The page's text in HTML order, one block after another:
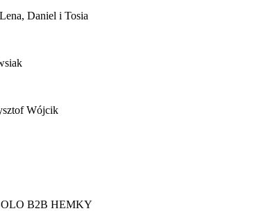
Daniel i Tosia
Wójcik
B2B HEMKY